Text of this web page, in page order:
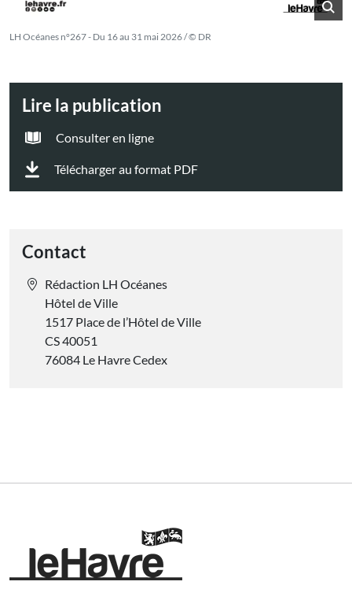
LH Océanes n°267 - Du 16 au 31 mai 2026 / © DR
Lire la publication
Consulter en ligne
Télécharger au format PDF
Contact
Rédaction LH Océanes
Hôtel de Ville
1517 Place de l’Hôtel de Ville
CS 40051
76084 Le Havre Cedex